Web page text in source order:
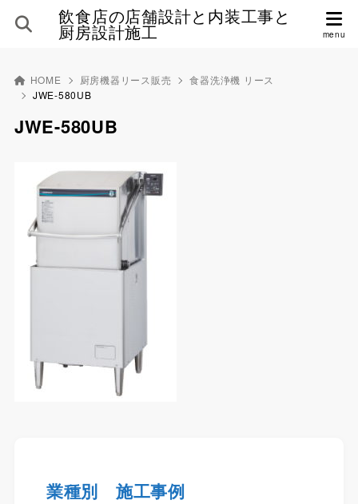
飲食店の店舗設計と内装工事と
厨房設計施工
HOME 厨房機器リース販売
食器洗浄機 リース
JWE-580UB
JWE-580UB
業種別 施工事例